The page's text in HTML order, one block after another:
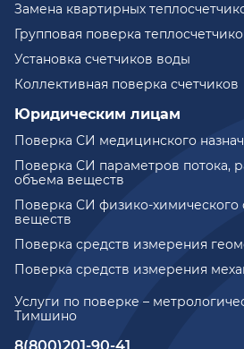
Услуги по поверке –
Тимшино
Замена квартирных
Групповая поверка
Установка счетчиков воды
Коллективная поверка счетчиков
Юридическим лицам
Поверка СИ медицинского
Поверка СИ параметров потока,
объема веществ
Поверка СИ физико-химического
веществ
Поверка средств измерения
Поверка средств измерения